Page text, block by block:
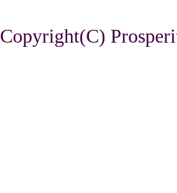
Copyright(C)